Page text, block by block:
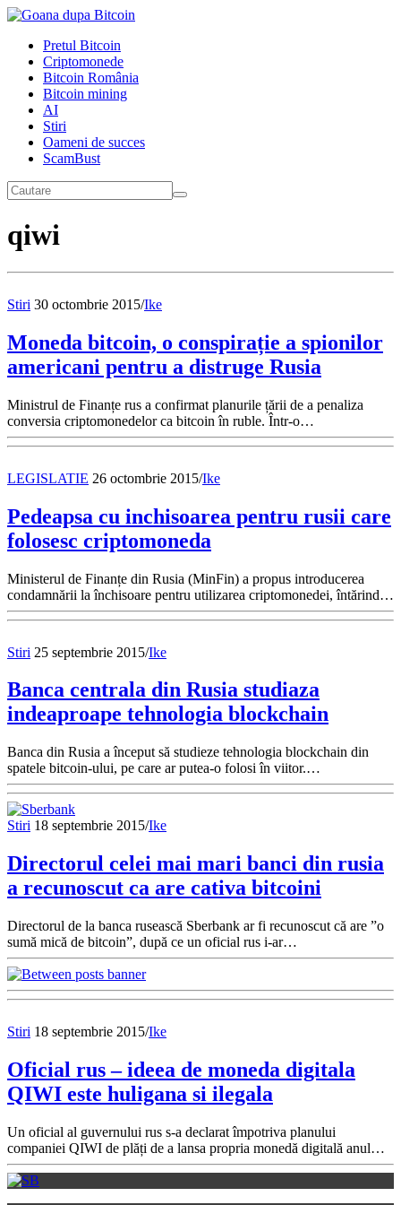
Pretul Bitcoin
Criptomonede
Bitcoin România
Bitcoin mining
AI
Stiri
Oameni de succes
ScamBust
qiwi
Stiri 30 octombrie 2015/Ike
Moneda bitcoin, o conspirație a spionilor
americani pentru a distruge Rusia
Ministrul de Finanțe rus a confirmat planurile țării de a penaliza
conversia criptomonedelor ca bitcoin în ruble. Într-o…
LEGISLATIE 26 octombrie 2015/Ike
Pedeapsa cu inchisoarea pentru rusii care
folosesc criptomoneda
Ministerul de Finanțe din Rusia (MinFin) a propus introducerea
condamnării la închisoare pentru utilizarea criptomonedei, întărind…
Stiri 25 septembrie 2015/Ike
Banca centrala din Rusia studiaza
indeaproape tehnologia blockchain
Banca din Rusia a început să studieze tehnologia blockchain din
spatele bitcoin-ului, pe care ar putea-o folosi în viitor.…
Stiri 18 septembrie 2015/Ike
Directorul celei mai mari banci din rusia
a recunoscut ca are cativa bitcoini
Directorul de la banca rusească Sberbank ar fi recunoscut că are ”o
sumă mică de bitcoin”, după ce un oficial rus i-ar…
Stiri 18 septembrie 2015/Ike
Oficial rus – ideea de moneda digitala
QIWI este huligana si ilegala
Un oficial al guvernului rus s-a declarat împotriva planului
companiei QIWI de plăți de a lansa propria monedă digitală anul…